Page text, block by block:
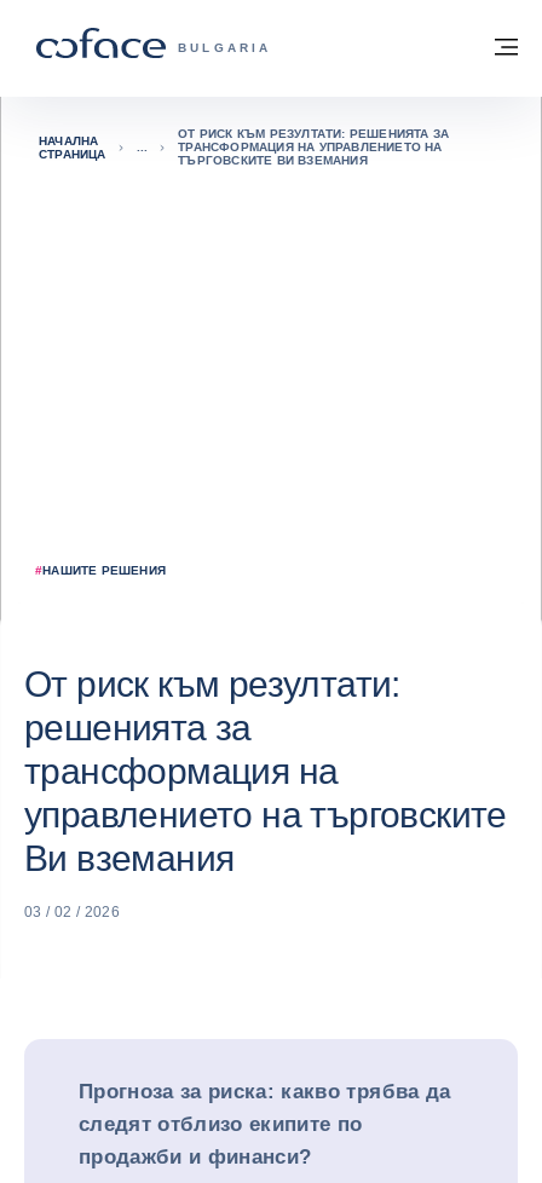
COFACE FOR TRADE - GROUP WEBSITE
BULGARIA
Обратно към начална страница
#НАШИТЕ РЕШЕНИЯ
НАЧАЛНА
СТРАНИЦА
ОТ РИСК КЪМ РЕЗУЛТАТИ: РЕШЕНИЯТА ЗА
ТРАНСФОРМАЦИЯ НА УПРАВЛЕНИЕТО НА
ТЪРГОВСКИТЕ ВИ ВЗЕМАНИЯ
От риск към резултати:
решенията за
трансформация на
управлението на търговските
Ви вземания
03 / 02 / 2026
Прогноза за риска: какво трябва да
следят отблизо екипите по
продажби и финанси?